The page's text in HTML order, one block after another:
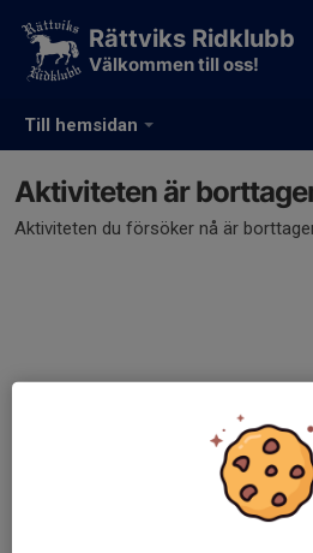
Till hemsidan
Rättviks Ridklubb
Välkommen till oss!
Aktiviteten är
Aktiviteten du försöker nå är